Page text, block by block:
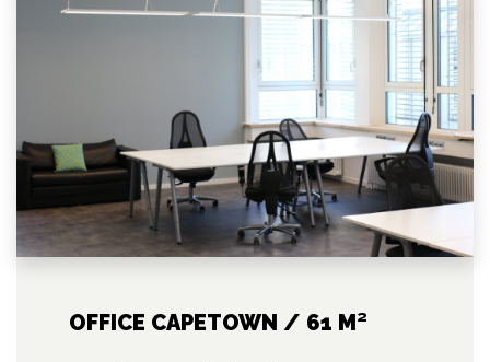
OFFICE CAPETOWN / 61 M²